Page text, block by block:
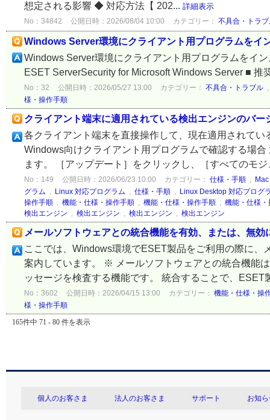
想定される影響 ◆ 対応方法【 202... 詳細表示
No：34842 公開日時：2026/08/04 10:00 カテゴリー： 不具合・トラ
Windows Server環境にクライアント用プログラムをイ
Windows Server環境にクライアント用プログラムをイ
ESET ServerSecurity for Microsoft Windows Server ■
No：32 公開日時：2026/05/27 13:00 カテゴリー： 不具合・トラブル
様・操作手順
クライアント端末に適用されている検出エンジンのバ
各クライアント端末を直接操作して、現在適用されて
Windows向けクライアント用プログラムで確認する場
ます。 ［アップデート］をクリックし、［すべてのモ
No：149 公開日時：2026/06/23 10:00 カテゴリー： 仕様・手順 ,
グラム , Linux 対応プログラム , 仕様・手順 , Linux Desktop 対応プログ
操作手順 , 機能・仕様・操作手順 , 機能・仕様・操作手順 , 機能・仕様・
検出エンジン , 検出エンジン , 検出エンジン , 検出エンジン
メールソフトウェアとの統合機能を有効、または、無効
ここでは、Windows環境でESET製品をご利用の際に
案内しています。 ※ メールソフトウェアとの統合機能
ッセージを検査する機能です。 統合することで、ESET
No：3602 公開日時：2026/04/15 13:00 カテゴリー： 機能・仕様・操
様・操作手順
165件中 71 - 80 件を表示
個人のお客さま 法人のお客さま サポート お知